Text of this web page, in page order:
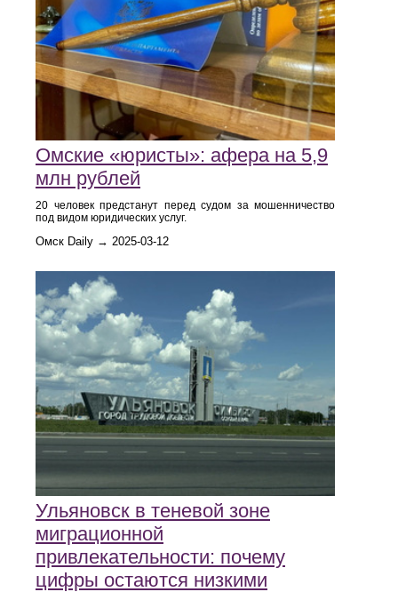
Омские «юристы»: афера на 5,9
млн рублей
20 человек предстанут перед судом за мошенничество
под видом юридических услуг.
Омск Daily → 2025-03-12
Ульяновск в теневой зоне
миграционной
привлекательности: почему
цифры остаются низкими